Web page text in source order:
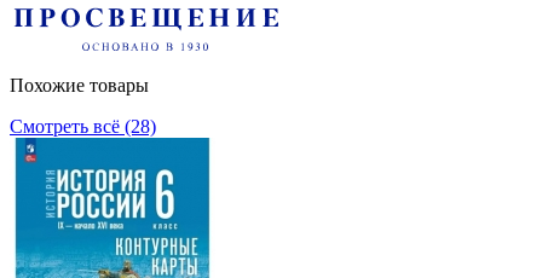
Похожие товары
Смотреть всё (28)